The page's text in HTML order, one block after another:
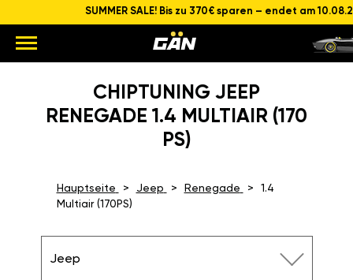
SUMMER SALE! Bis zu 370€ sparen – endet am
CHIPTUNING JEEP
RENEGADE 1.4 MULTIAIR (170
PS)
Hauptseite Jeep Renegade
1.4
Multiair (170PS)
Jeep